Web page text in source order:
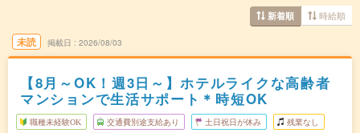
新着順 時給順
未読 掲載日 2026/08/03
【8月～OK！週3日～】ホテルライクな高齢者
マンションで生活サポート＊時短OK
職種未経験OK 交通費別途支給あり 土日祝日が休み 残業なし